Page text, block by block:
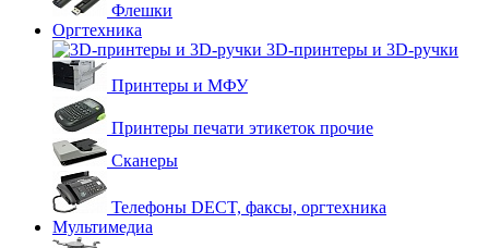
Флешки
Оргтехника
3D-принтеры и 3D-ручки
Принтеры и МФУ
Принтеры печати этикеток прочие
Сканеры
Телефоны DECT, факсы, оргтехника
Мультимедиа